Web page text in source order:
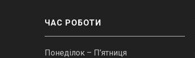
ЧАС РОБОТИ
Понеділок – П’ятниця